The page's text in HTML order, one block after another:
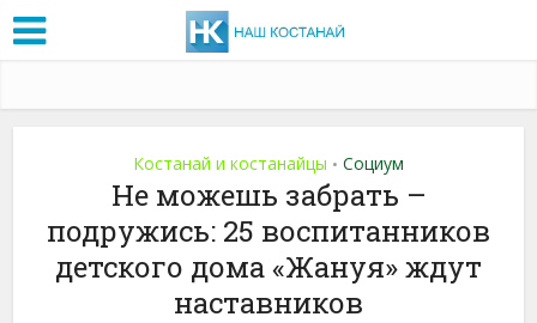
Костанай и костанайцы • Социум
Не можешь забрать –
подружись: 25 воспитанников
детского дома «Жануя» ждут
наставников